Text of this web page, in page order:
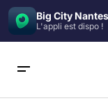
Big City Nantes
L'appli est dispo !